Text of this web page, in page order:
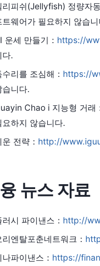
리피쉬(Jellyfish) 정량자
트웨어가 필요하지 않습
운세 만들기： https://
다.
수리를 조심해： https://
습니다.
Chao i 지능형 거래
요하지 않습니다.
운 전략： http://
뉴스 자료
러시 파이낸스： http://
리엔탈포춘네트워크：
나파이낸스： https://